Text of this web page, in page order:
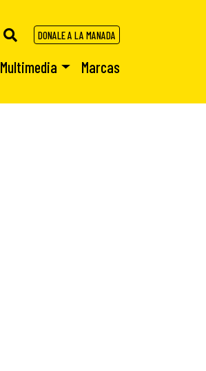
DONALE A LA MANADA
Multimedia Marcas